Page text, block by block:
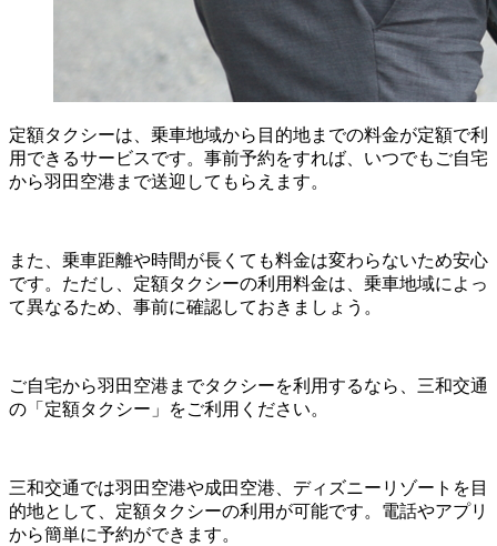
定額タクシーは、乗車地域から目的地までの料金が定額で利
用できるサービスです。事前予約をすれば、いつでもご自宅
から羽田空港まで送迎してもらえます。
また、乗車距離や時間が長くても料金は変わらないため安心
です。ただし、定額タクシーの利用料金は、乗車地域によっ
て異なるため、事前に確認しておきましょう。
ご自宅から羽田空港までタクシーを利用するなら、三和交通
の「定額タクシー」をご利用ください。
三和交通では羽田空港や成田空港、ディズニーリゾートを目
的地として、定額タクシーの利用が可能です。電話やアプリ
から簡単に予約ができます。